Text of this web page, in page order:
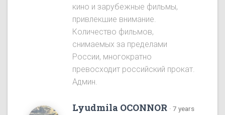
кино и зарубежные фильмы,
привлекшие внимание.
Количество фильмов,
снимаемых за пределами
России, многократно
превосходит российский прокат.
Админ.
Lyudmila OCONNOR · 7 years